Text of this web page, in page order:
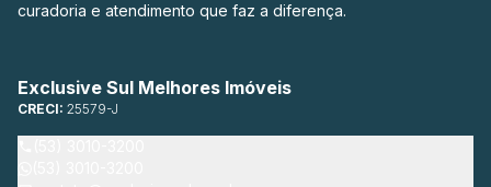
curadoria e atendimento que faz a diferença.
Exclusive Sul Melhores Imóveis
CRECI: 25579-J